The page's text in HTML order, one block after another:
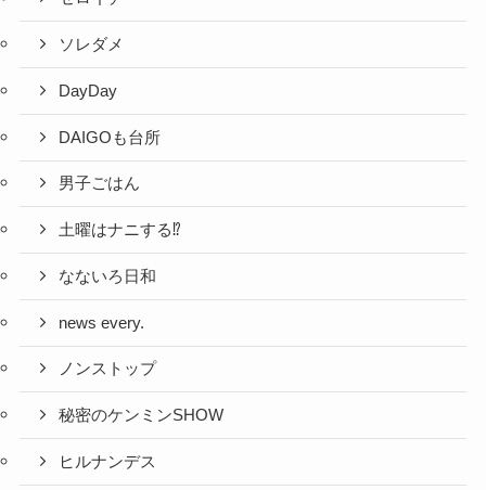
ソレダメ
DayDay
DAIGOも台所
男子ごはん
土曜はナニする⁉
なないろ日和
news every.
ノンストップ
秘密のケンミンSHOW
ヒルナンデス